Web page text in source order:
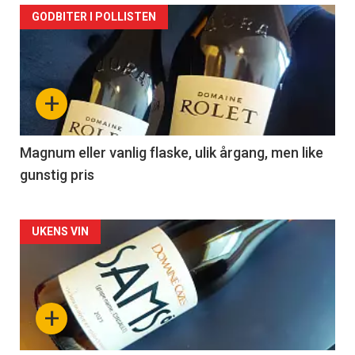
Forsiden
akkurat
nå
3
+
GODBITER I POLLISTEN
Magnum eller vanlig flaske, ulik årgang, men like
gunstig pris
Forsiden
akkurat
nå+
UKENS VIN